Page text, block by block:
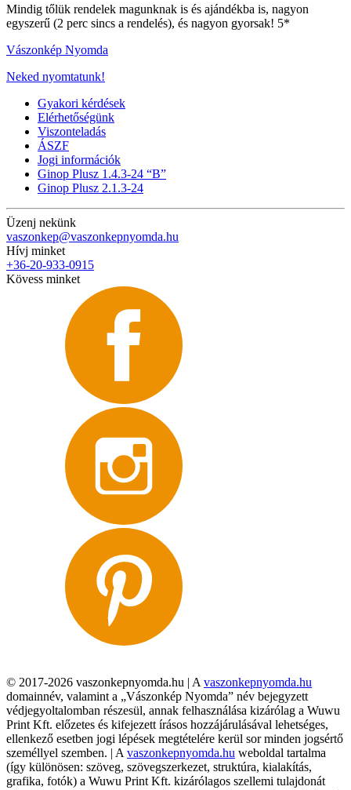
Mindig tőlük rendelek magunknak is és ajándékba is, nagyon
egyszerű (2 perc sincs a rendelés), és nagyon gyorsak! 5*
Vászonkép Nyomda
Neked nyomtatunk!
Gyakori kérdések
Elérhetőségünk
Viszonteladás
ÁSZF
Jogi információk
Ginop Plusz 1.4.3-24 “B”
Ginop Plusz 2.1.3-24
Üzenj nekünk
vaszonkep@vaszonkepnyomda.hu
Hívj minket
+36-20-933-0915
Kövess minket
© 2017-2026 vaszonkepnyomda.hu | A vaszonkepnyomda.hu
domainnév, valamint a „Vászonkép Nyomda” név bejegyzett
védjegyoltalomban részesül, annak felhasználása kizárólag a Wuwu
Print Kft. előzetes és kifejezett írásos hozzájárulásával lehetséges,
ellenkező esetben jogi lépések megtételére kerül sor minden jogsértő
személlyel szemben. | A vaszonkepnyomda.hu weboldal tartalma
(így különösen: szöveg, szövegszerkezet, struktúra, kialakítás,
grafika, fotók) a Wuwu Print Kft. kizárólagos szellemi tulajdonát